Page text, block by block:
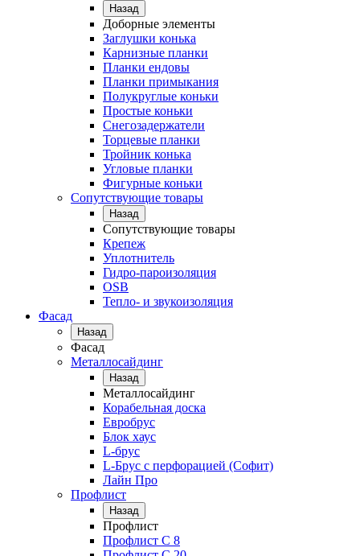
Назад
Доборные элементы
Заглушки конька
Карнизные планки
Планки ендовы
Планки примыкания
Полукруглые коньки
Простые коньки
Снегозадержатели
Торцевые планки
Тройник конька
Угловые планки
Фигурные коньки
Сопутствующие товары
Назад
Сопутствующие товары
Крепеж
Уплотнитель
Гидро-пароизоляция
OSB
Тепло- и звукоизоляция
Фасад
Назад
Фасад
Металлосайдинг
Назад
Металлосайдинг
Корабельная доска
Евробрус
Блок хаус
L-брус
L-Брус с перфорацией (Софит)
Лайн Про
Профлист
Назад
Профлист
Профлист С 8